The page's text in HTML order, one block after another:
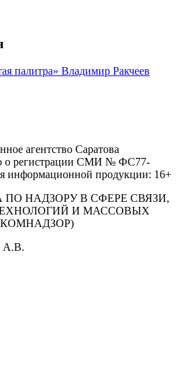
агентство Саратова
о регистрации СМИ № ФС77-
информационной продукции: 16+
НАДЗОРУ В СФЕРЕ СВЯЗИ,
И МАССОВЫХ
А.В.